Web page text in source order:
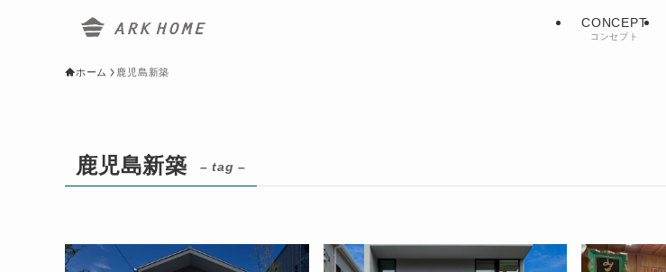
CONCEPT
コンセプト
ホーム 鹿児島新築
鹿児島新築 – tag –